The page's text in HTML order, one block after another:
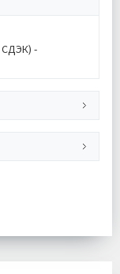
СДЭК) -